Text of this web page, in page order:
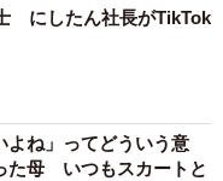
にしたん社長がTikTok
よね」ってどういう意
母 いつもスカートと